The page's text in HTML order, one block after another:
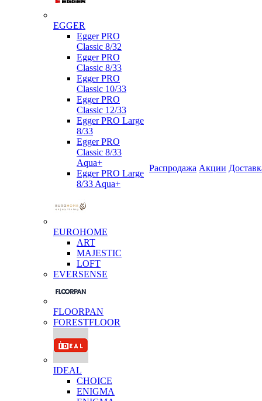
EGGER
Egger PRO
Classic 8/32
Egger PRO
Classic 8/33
Egger PRO
Classic 10/33
Egger PRO
Classic 12/33
Egger PRO Large
8/33
Egger PRO
Classic 8/33
Aqua+
Egger PRO Large
8/33 Aqua+
EUROHOME
ART
MAJESTIC
LOFT
EVERSENSE
FLOORPAN
FORESTFLOOR
IDEAL
CHOICE
ENIGMA
Распродажа Акции